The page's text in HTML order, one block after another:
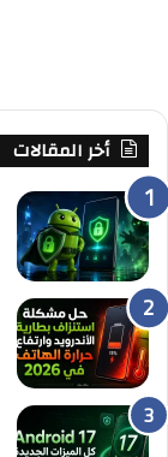
أخر المقالات